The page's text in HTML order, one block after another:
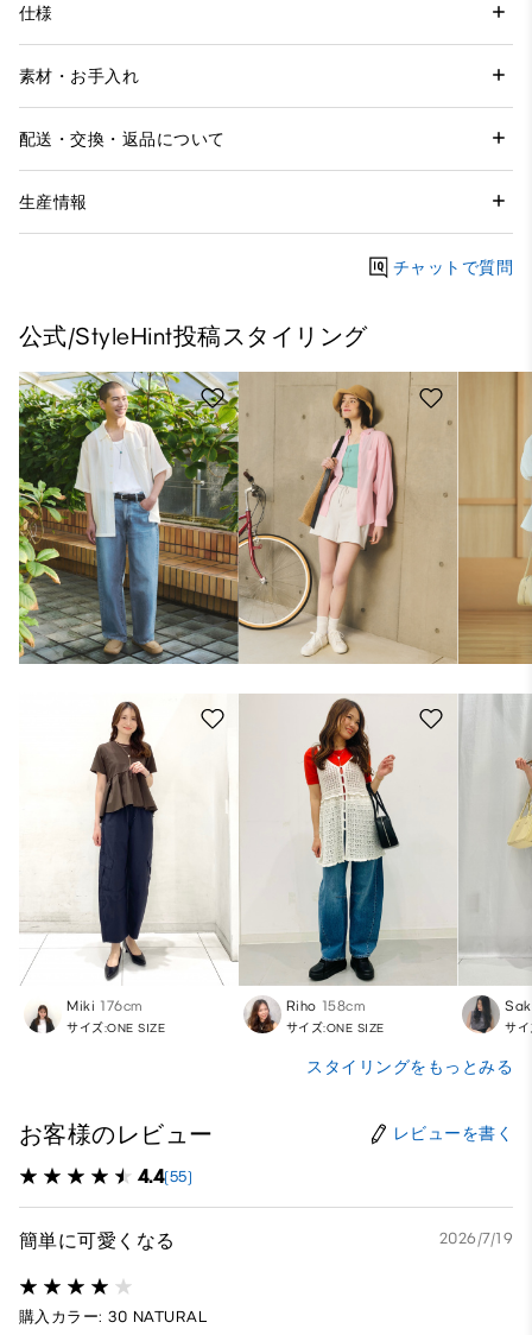
仕様
素材・お手入れ
配送・交換・返品について
生産情報
チャットで質問
公式/StyleHint投稿スタイリング
Miki 176cm
サイズ:ONE SIZE
Riho 158cm
サイズ:ONE SIZE サ
スタイリングをもっとみる
お客様のレビュー レビューを書く
4.4(55)
簡単に可愛くなる 2026/7/19
購入カラー: 30 NATURAL